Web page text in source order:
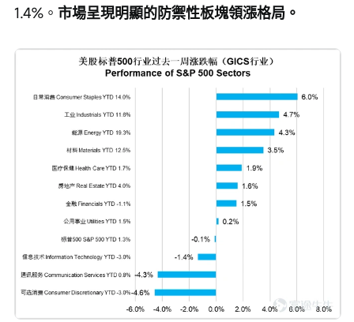
1.4%。 市場呈現明顯的防禦性板塊領漲格局。